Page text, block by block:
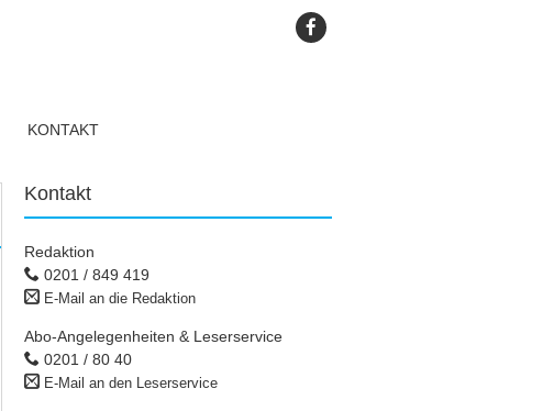
KONTAKT
Kontakt
Redaktion
0201 / 849 419
E-Mail an die Redaktion
Abo-Angelegenheiten & Leserservice
0201 / 80 40
E-Mail an den Leserservice